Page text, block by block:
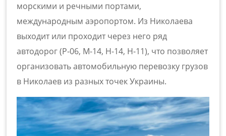
морскими и речными портами,
международным аэропортом. Из Николаева
выходит или проходит через него ряд
автодорог (Р-06, М-14, Н-14, Н-11), что позволяет
организовать автомобильную перевозку грузов
в Николаев из разных точек Украины.